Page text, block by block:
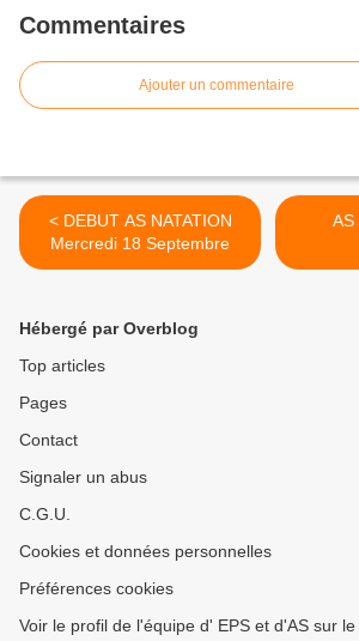
Commentaires
Ajouter un commentaire
< DEBUT AS NATATION
Mercredi 18 Septembre
Hébergé par Overblog
Top articles
Pages
Contact
Signaler un abus
C.G.U.
Cookies et données personnelles
Préférences cookies
Voir le profil de l'équipe d' EPS et d'AS sur